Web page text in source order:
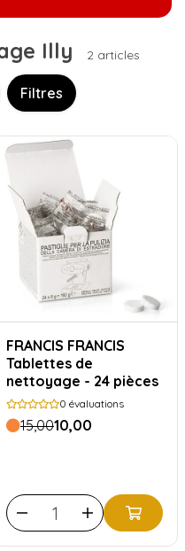
Illy 2 articles
Filtres
FRANCIS FRANCIS
Tablettes de
nettoyage - 24 pièces
0 évaluations
15,0010,00